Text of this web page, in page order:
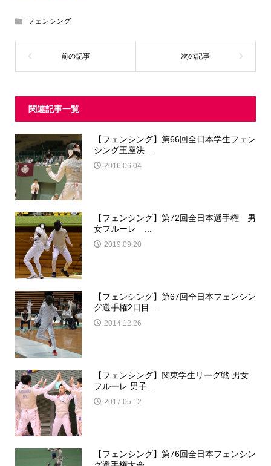
フェンシング
関連記事一覧
【フェンシング】第66回全日本学生フェン
シング王座決...
2016.06.04
【フェンシング】第72回全日本選手権 男
女フルーレ ...
2019.09.20
【フェンシング】第67回全日本フェンシン
グ選手権2日目...
2014.12.26
【フェンシング】関東学生リーグ戦 男女
フルーレ 男子...
2017.05.12
【フェンシング】第76回全日本フェンシン